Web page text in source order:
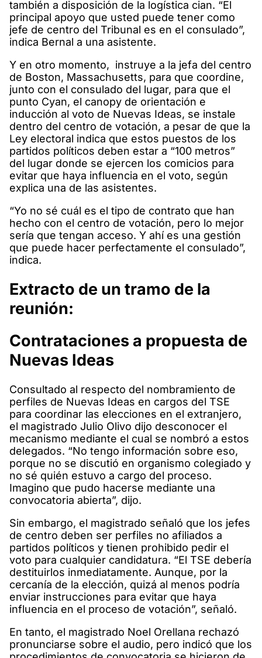
también a disposición de la logística cian. “El
principal apoyo que usted puede tener como
jefe de centro del Tribunal es en el consulado”,
indica Bernal a una asistente.
Y en otro momento, instruye a la jefa del centro
de Boston, Massachusetts, para que coordine,
junto con el consulado del lugar, para que el
punto Cyan, el canopy de orientación e
inducción al voto de Nuevas Ideas, se instale
dentro del centro de votación, a pesar de que la
Ley electoral indica que estos puestos de los
partidos políticos deben estar a “100 metros”
del lugar donde se ejercen los comicios para
evitar que haya influencia en el voto, según
explica una de las asistentes.
“Yo no sé cuál es el tipo de contrato que han
hecho con el centro de votación, pero lo mejor
sería que tengan acceso. Y ahí es una gestión
que puede hacer perfectamente el consulado”,
indica.
Extracto de un tramo de la
reunión:
Contrataciones a propuesta de
Nuevas Ideas
Consultado al respecto del nombramiento de
perfiles de Nuevas Ideas en cargos del TSE
para coordinar las elecciones en el extranjero,
el magistrado Julio Olivo dijo desconocer el
mecanismo mediante el cual se nombró a estos
delegados. “No tengo información sobre eso,
porque no se discutió en organismo colegiado y
no sé quién estuvo a cargo del proceso.
Imagino que pudo hacerse mediante una
convocatoria abierta”, dijo.
Sin embargo, el magistrado señaló que los jefes
de centro deben ser perfiles no afiliados a
partidos políticos y tienen prohibido pedir el
voto para cualquier candidatura. “El TSE debería
destituirlos inmediatamente. Aunque, por la
cercanía de la elección, quizá al menos podría
enviar instrucciones para evitar que haya
influencia en el proceso de votación”, señaló.
En tanto, el magistrado Noel Orellana rechazó
pronunciarse sobre el audio, pero indicó que los